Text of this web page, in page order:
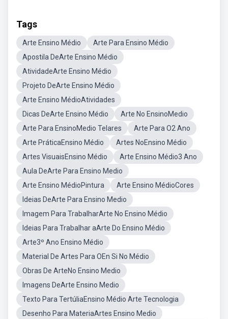
Tags
Arte Ensino Médio
Arte Para Ensino Médio
Apostila DeArte Ensino Médio
AtividadeArte Ensino Médio
Projeto DeArte Ensino Médio
Arte Ensino MédioAtividades
Dicas DeArte Ensino Médio
Arte No EnsinoMedio
Arte Para EnsinoMedio Telares
Arte Para O2 Ano
Arte PráticaEnsino Médio
Artes NoEnsino Médio
Artes VisuaisEnsino Médio
Arte Ensino Médio3 Ano
Aula DeArte Para Ensino Medio
Arte Ensino MédioPintura
Arte Ensino MédioCores
Ideias DeArte Para Ensino Medio
Imagem Para TrabalharArte No Ensino Médio
Ideias Para Trabalhar aArte Do Ensino Médio
Arte3º Ano Ensino Médio
Material De Artes Para OEn Si No Médio
Obras De ArteNo Ensino Medio
Imagens DeArte Ensino Medio
Texto Para TertúliaEnsino Médio Arte Tecnologia
Desenho Para MateriaArtes Ensino Medio